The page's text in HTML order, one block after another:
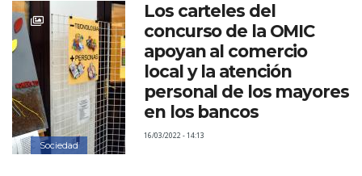
Sociedad
Los carteles del
concurso de la OMIC
apoyan al comercio
local y la atención
personal de los mayores
en los bancos
16/03/2022 - 14:13